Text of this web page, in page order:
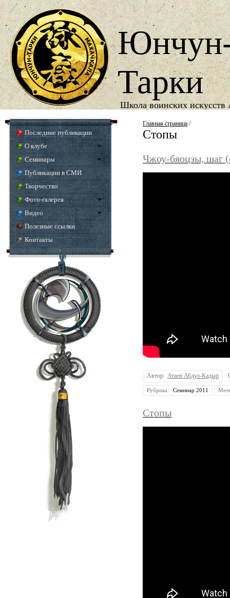
Тарки
Школа воинских искусств
Год основания школы1987
Последние публикации
О клубе
Семинары
Публикации в СМИ
Творчество
Фото-галерея
Видео
Полезные ссылки
Контакты
Главная страница /
Стопы
Чжоу-бяоцзы, шаг
Автор: Атаев Абдул-Кадыр
Рубрика: Семинар 2011
Стопы